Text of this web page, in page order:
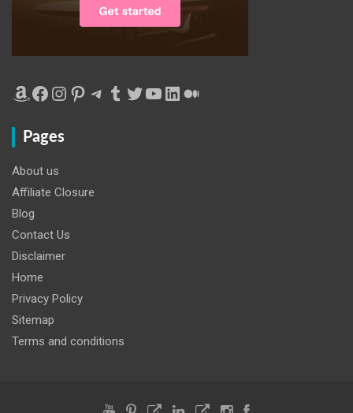
Amazon
Facebook
Instagram
Pinterest
Telegram
Tumblr
Twitter
YouTube
LinkedIn
Medium
Pages
About us
Affiliate Closure
Blog
Contact Us
Disclaimer
Home
Privacy Policy
Sitemap
Terms and conditions